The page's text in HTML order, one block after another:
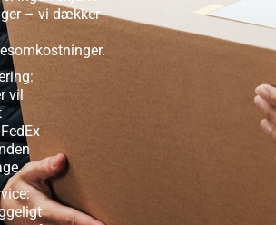
– vi dækker
vil